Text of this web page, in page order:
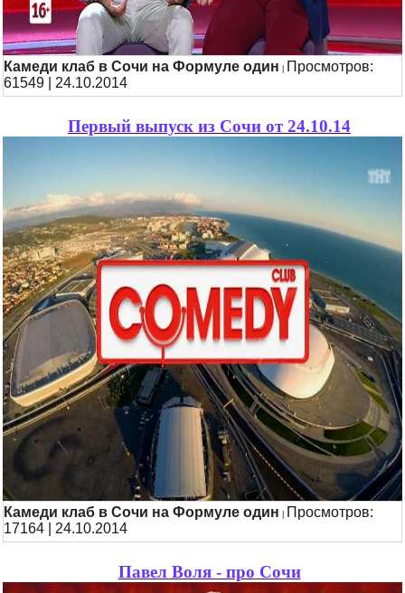
Камеди клаб в Сочи на Формуле один
Просмотров:
61549 | 24.10.2014
Первый выпуск из Сочи от 24.10.14
Камеди клаб в Сочи на Формуле один
Просмотров:
17164 | 24.10.2014
Павел Воля - про Сочи